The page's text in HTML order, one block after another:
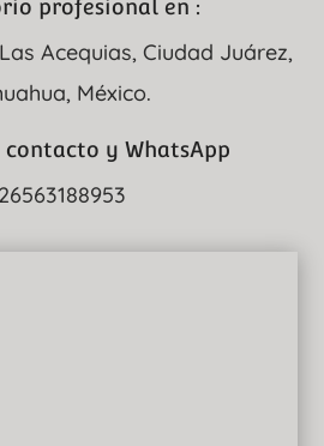
profesional en :
Acequias, Ciudad Juárez,
México.
contacto y WhatsApp